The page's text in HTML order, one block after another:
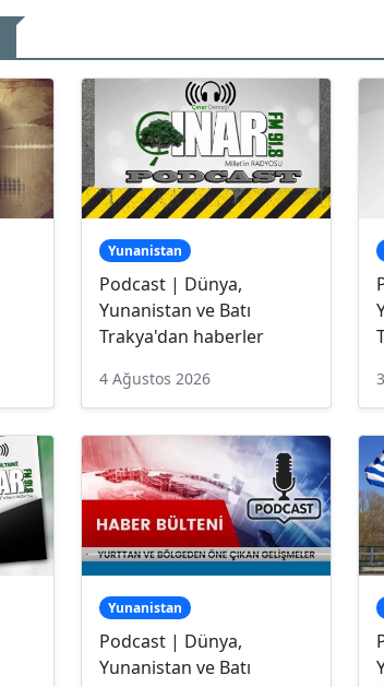
Yunanistan
Podcast | Dünya,
Yunanistan ve Batı
Trakya'dan haberler
4 Ağustos 2026
Yunanistan
Podcast | Dünya,
Yunanistan ve Batı